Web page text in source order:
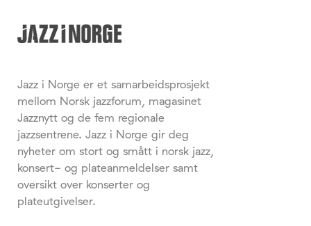
Jazz i Norge er et samarbeidsprosjekt
mellom Norsk jazzforum, magasinet
Jazznytt og de fem regionale
jazzsentrene. Jazz i Norge gir deg
nyheter om stort og smått i norsk jazz,
konsert- og plateanmeldelser samt
oversikt over konserter og
plateutgivelser.